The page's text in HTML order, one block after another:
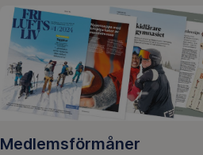
Medlemsförmåner